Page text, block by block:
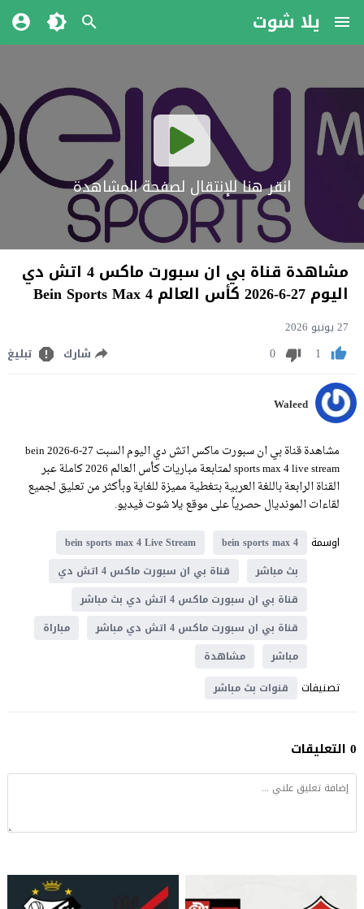
يلا شوت
انقر هنا للإنتقال لصفحة المشاهدة
مشاهدة قناة بي ان سبورت ماكس 4 اتش دي
اليوم 27-6-2026 كأس العالم Bein Sports Max 4
27 يونيو 2026
1
0 شارك تبليغ
Waleed
مشاهدة قناة بي ان سبورت ماكس اتش دي اليوم السبت 27-6-2026 bein
sports max 4 live stream لمتابعة مباريات كأس العالم 2026 كاملة عبر
القناة الرابعة باللغة العربية بتغطية مميزة للغاية وبأكثر من تعليق لجميع
لقاءات المونديال حصرياً على موقع يلا شوت فيديو.
اوسمة
bein sports max 4
bein sports max 4 Live Stream
بث مباشر
قناة بي ان سبورت ماكس 4 اتش دي
قناة بي ان سبورت ماكس 4 اتش دي بث مباشر
قناة بي ان سبورت ماكس 4 اتش دي مباشر
مباراة
مباشر
مشاهدة
تصنيفات قنوات بث مباشر
0 التعليقات